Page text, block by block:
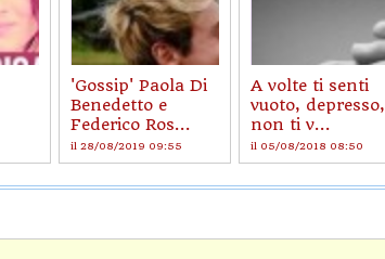
'Gossip' Paola Di
Benedetto e
Federico Ros...
il 28/08/2019 09:55
A volte ti senti
vuoto, depresso,
non ti v...
il 05/08/2018 08:50